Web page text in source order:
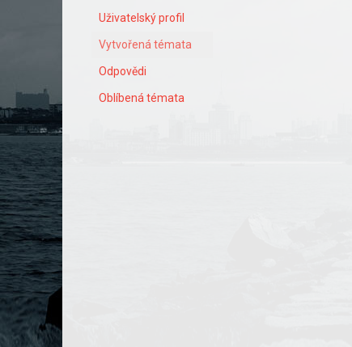
Uživatelský profil
Vytvořená témata
Odpovědi
Oblíbená témata